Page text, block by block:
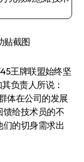
贴截图
王牌联盟始终坚
负责人所说：
体在公司的发展
馈给技术员的不
的切身需求出